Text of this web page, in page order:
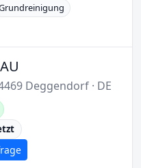
Deggendorf · DE